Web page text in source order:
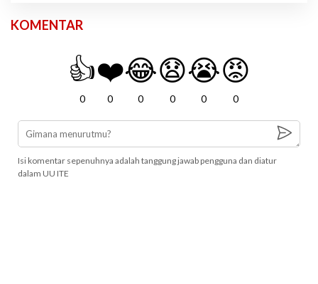
KOMENTAR
👍
0
❤️
0
😂
0
😧
0
😭
0
😡
0
Isi komentar sepenuhnya adalah tanggung jawab pengguna dan diatur
dalam UU ITE